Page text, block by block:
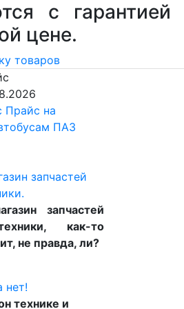
с
цене.
товаров
Прайс на
ПАЗ
запчастей
запчастей
как-то
не правда, ли?
нет!
технике и